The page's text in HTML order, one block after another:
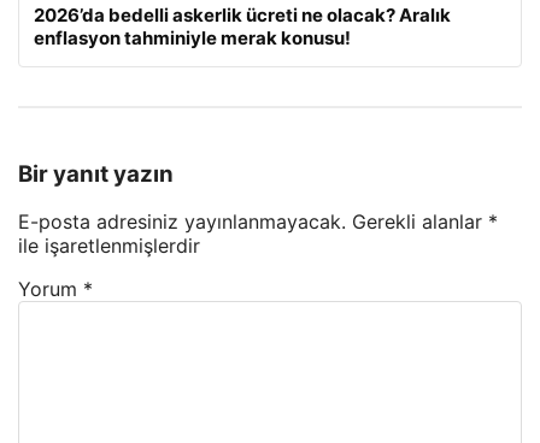
2026’da bedelli askerlik ücreti ne olacak? Aralık
enflasyon tahminiyle merak konusu!
Bir yanıt yazın
E-posta adresiniz yayınlanmayacak. Gerekli alanlar *
ile işaretlenmişlerdir
Yorum *